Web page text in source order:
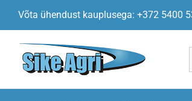
Võta ühendust kauplusega: +372 5400
Kirjeldus